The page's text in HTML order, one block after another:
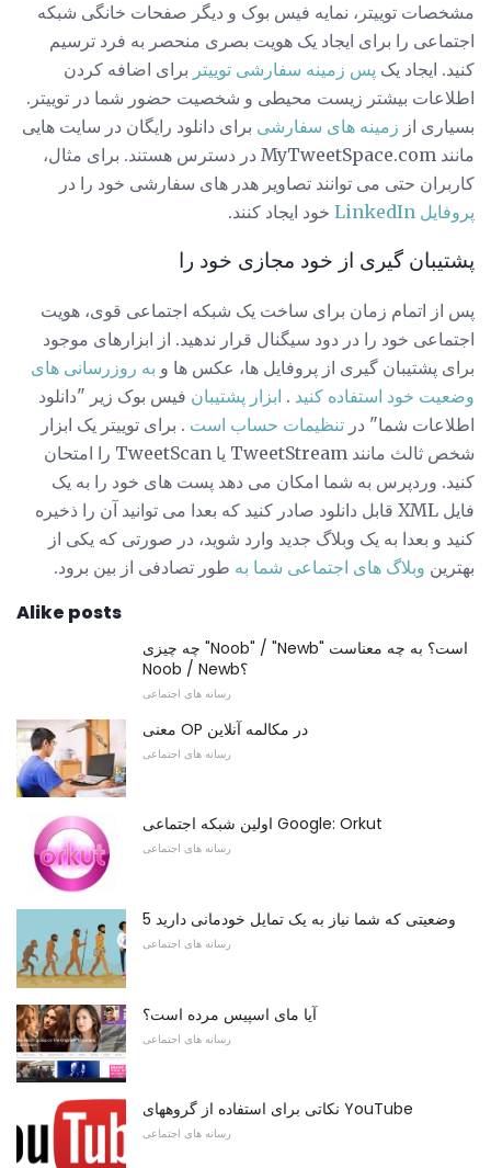
مشخصات توییتر، نمایه فیس بوک و دیگر صفحات خانگی شبکه
اجتماعی را برای ایجاد یک هویت بصری منحصر به فرد ترسیم
کنید. ایجاد یک پس زمینه سفارشی توییتر برای اضافه کردن
اطلاعات بیشتر زیست محیطی و شخصیت حضور شما در توییتر.
بسیاری از زمینه های سفارشی برای دانلود رایگان در سایت هایی
مانند MyTweetSpace.com در دسترس هستند. برای مثال،
کاربران حتی می توانند تصاویر هدر های سفارشی خود را در
پروفایل LinkedIn
خود ایجاد کنند.
پشتیبان گیری از خود مجازی خود را
پس از اتمام زمان برای ساخت یک شبکه اجتماعی قوی، هویت
اجتماعی خود را در دود سیگنال قرار ندهید. از ابزارهای موجود
برای پشتیبان گیری از پروفایل ها، عکس ها و به روزرسانی های
وضعیت خود استفاده کنید . ابزار پشتیبان فیس بوک زیر "دانلود
اطلاعات شما" در تنظیمات حساب است . برای توییتر یک ابزار
شخص ثالث مانند TweetStream یا TweetScan را امتحان
کنید. وردپرس به شما امکان می دهد پست های خود را به یک
فایل XML قابل دانلود صادر کنید که بعدا می توانید آن را ذخیره
کنید و بعدا به یک وبلاگ جدید وارد شوید، در صورتی که یکی از
بهترین وبلاگ های اجتماعی شما به طور تصادفی از بین برود.
Alike posts
چه چیزی "Noob" / "Newb" است؟ به چه معناست
Noob / Newb؟
رسانه های اجتماعی
معنی OP در مکالمه آنلاین
رسانه های اجتماعی
اولین شبکه اجتماعی Google: Orkut
رسانه های اجتماعی
5 وضعیتی که شما نیاز به یک تمایل خودمانی دارید
رسانه های اجتماعی
آیا مای اسپیس مرده است؟
رسانه های اجتماعی
نکاتی برای استفاده از گروههای YouTube
رسانه های اجتماعی